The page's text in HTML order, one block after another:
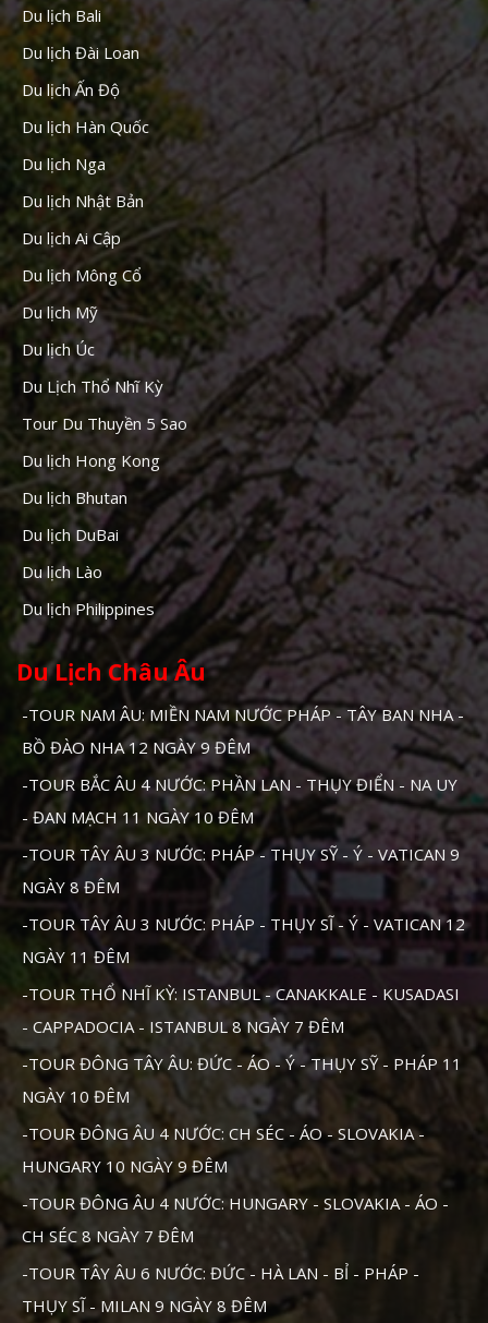
Du lịch Bali
Du lịch Đài Loan
Du lịch Ấn Độ
Du lịch Hàn Quốc
Du lịch Nga
Du lịch Nhật Bản
Du lịch Ai Cập
Du lịch Mông Cổ
Du lịch Mỹ
Du lịch Úc
Du Lịch Thổ Nhĩ Kỳ
Tour Du Thuyền 5 Sao
Du lịch Hong Kong
Du lịch Bhutan
Du lịch DuBai
Du lịch Lào
Du lịch Philippines
Du Lịch Châu Âu
-TOUR NAM ÂU: MIỀN NAM NƯỚC PHÁP - TÂY BAN NHA -
BỒ ĐÀO NHA 12 NGÀY 9 ĐÊM
-TOUR BẮC ÂU 4 NƯỚC: PHẦN LAN - THỤY ĐIỂN - NA UY
- ĐAN MẠCH 11 NGÀY 10 ĐÊM
-TOUR TÂY ÂU 3 NƯỚC: PHÁP - THỤY SỸ - Ý - VATICAN 9
NGÀY 8 ĐÊM
-TOUR TÂY ÂU 3 NƯỚC: PHÁP - THỤY SĨ - Ý - VATICAN 12
NGÀY 11 ĐÊM
-TOUR THỔ NHĨ KỲ: ISTANBUL - CANAKKALE - KUSADASI
- CAPPADOCIA - ISTANBUL 8 NGÀY 7 ĐÊM
-TOUR ĐÔNG TÂY ÂU: ĐỨC - ÁO - Ý - THỤY SỸ - PHÁP 11
NGÀY 10 ĐÊM
-TOUR ĐÔNG ÂU 4 NƯỚC: CH SÉC - ÁO - SLOVAKIA -
HUNGARY 10 NGÀY 9 ĐÊM
-TOUR ĐÔNG ÂU 4 NƯỚC: HUNGARY - SLOVAKIA - ÁO -
CH SÉC 8 NGÀY 7 ĐÊM
-TOUR TÂY ÂU 6 NƯỚC: ĐỨC - HÀ LAN - BỈ - PHÁP -
THỤY SĨ - MILAN 9 NGÀY 8 ĐÊM